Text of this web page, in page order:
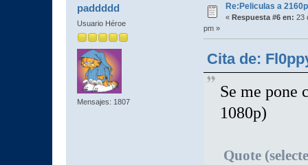
paddddd
Usuario Héroe
Mensajes: 1807
Re:Peliculas a
« Respuesta #6 en: 23
pm »
Cita de:
Se me pone
1080p)
Quote